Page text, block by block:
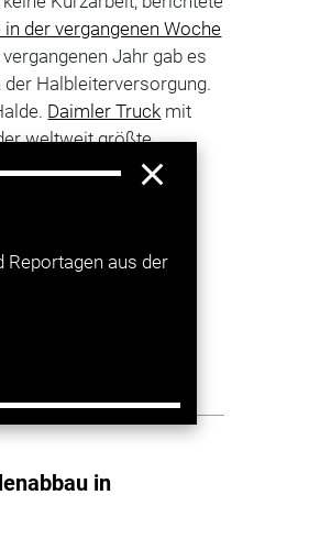
Reportagen aus der
der vergangenen Woche
Jahr gab es
Halbleiterversorgung.
Daimler Truck mit
weltweit größte
kräftig sparen
in